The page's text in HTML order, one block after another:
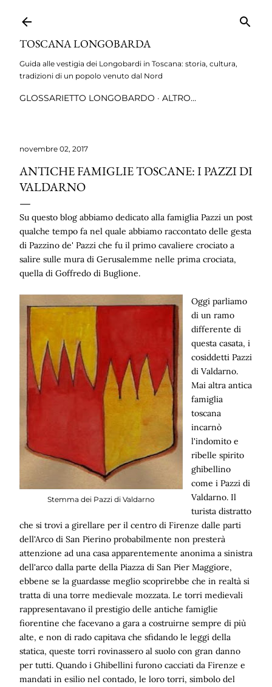
TOSCANA LONGOBARDA
Guida alle vestigia dei Longobardi in Toscana: storia, cultura,
tradizioni di un popolo venuto dal Nord
GLOSSARIETTO LONGOBARDO ALTRO…
novembre 02, 2017
ANTICHE FAMIGLIE TOSCANE: I PAZZI DI
VALDARNO
Su questo blog abbiamo dedicato alla famiglia Pazzi un post
qualche tempo fa nel quale abbiamo raccontato delle gesta
di Pazzino de' Pazzi che fu il primo cavaliere crociato a
salire sulle mura di Gerusalemme nelle prima crociata,
quella di Goffredo di Buglione.
Stemma dei Pazzi di Valdarno
Oggi parliamo
di un ramo
differente di
questa casata, i
cosiddetti Pazzi
di Valdarno.
Mai altra antica
famiglia
toscana
incarnò
l'indomito e
ribelle spirito
ghibellino
come i Pazzi di
Valdarno. Il
turista distratto
che si trovi a girellare per il centro di Firenze dalle parti
dell'Arco di San Pierino probabilmente non presterà
attenzione ad una casa apparentemente anonima a sinistra
dell'arco dalla parte della Piazza di San Pier Maggiore,
ebbene se la guardasse meglio scoprirebbe che in realtà si
tratta di una torre medievale mozzata. Le torri medievali
rappresentavano il prestigio delle antiche famiglie
fiorentine che facevano a gara a costruirne sempre di più
alte, e non di rado capitava che sfidando le leggi della
statica, queste torri rovinassero al suolo con gran danno
per tutti. Quando i Ghibellini furono cacciati da Firenze e
mandati in esilio nel contado, le loro torri, simbolo del